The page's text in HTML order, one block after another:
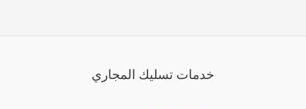
خدمات تسليك المجاري